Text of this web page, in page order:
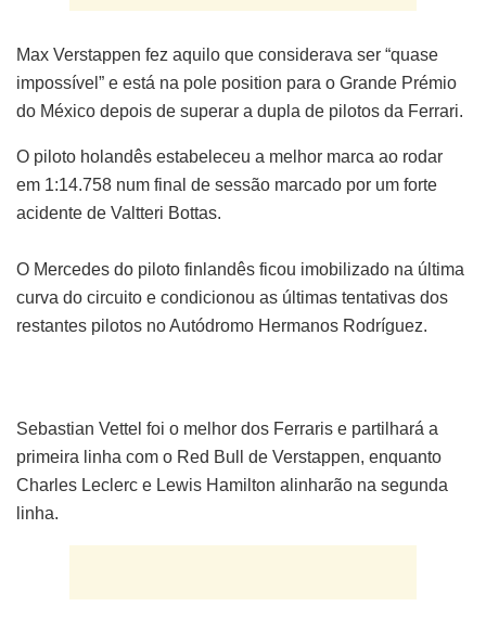
Max Verstappen fez aquilo que considerava ser “quase
impossível” e está na pole position para o Grande Prémio
do México depois de superar a dupla de pilotos da Ferrari.
O piloto holandês estabeleceu a melhor marca ao rodar
em 1:14.758 num final de sessão marcado por um forte
acidente de Valtteri Bottas.
O Mercedes do piloto finlandês ficou imobilizado na última
curva do circuito e condicionou as últimas tentativas dos
restantes pilotos no Autódromo Hermanos Rodríguez.
Sebastian Vettel foi o melhor dos Ferraris e partilhará a
primeira linha com o Red Bull de Verstappen, enquanto
Charles Leclerc e Lewis Hamilton alinharão na segunda
linha.